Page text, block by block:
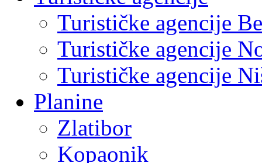
Turističke agencije
Turističke agencije
Turističke agencije
Planine
Zlatibor
Kopaonik